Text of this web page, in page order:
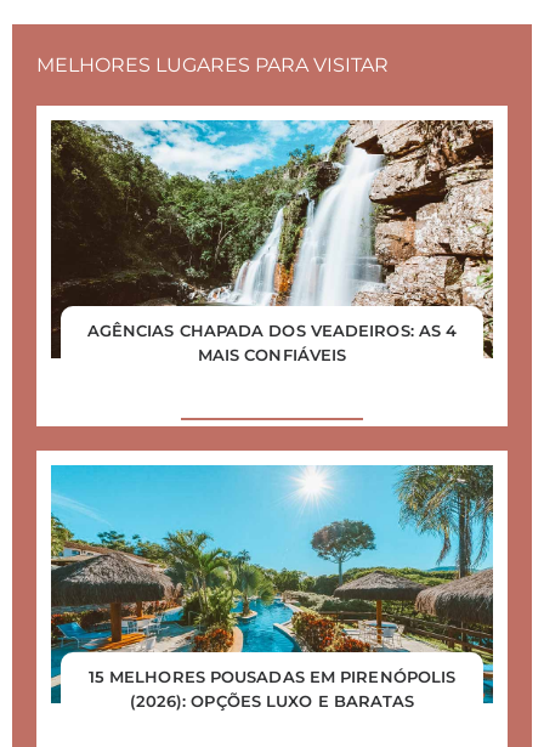
MELHORES LUGARES PARA VISITAR
AGÊNCIAS CHAPADA DOS VEADEIROS: AS 4
MAIS CONFIÁVEIS
15 MELHORES POUSADAS EM PIRENÓPOLIS
(2026): OPÇÕES LUXO E BARATAS